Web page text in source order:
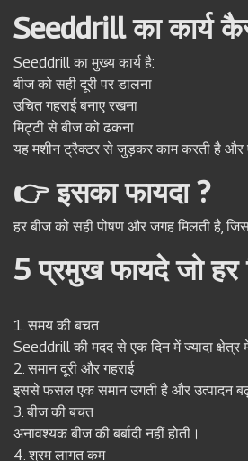
Seeddrill का कार्य
Seeddrill का मुख्य कार्य है:
बीज को सही दूरी पर डालना
उचित गहराई बनाए रखना
मिट्टी से बीज को ढकना
यह मशीन ट्रैक्टर से जुड़कर काम करती है और
👉 इसका फायदा ?
हर बीज को सही पोषण और जगह मिलती है,
5 प्रमुख फायदे जो हर
1. समय की बचत
Seeddrill की मदद से एक दिन में ज्यादा क्षेत्र
2. समान दूरी और गहराई
इससे फसल एक समान उगती है और उत्पादन
3. बीज की बचत
अनावश्यक बीज की बर्बादी नहीं होती।
4. श्रम लागत कम